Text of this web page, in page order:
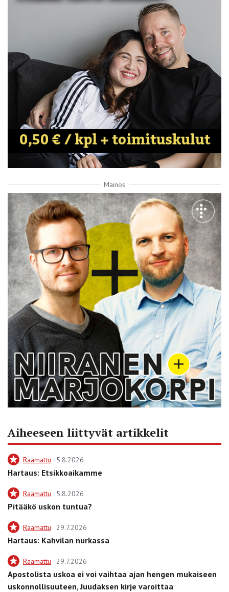
Mainos
Aiheeseen liittyvät artikkelit
Raamattu 5.8.2026
Hartaus: Etsikkoaikamme
Raamattu 5.8.2026
Pitääkö uskon tuntua?
Raamattu 29.7.2026
Hartaus: Kahvilan nurkassa
Raamattu 29.7.2026
Apostolista uskoa ei voi vaihtaa ajan hengen mukaiseen
uskonnollisuuteen, Juudaksen kirje varoittaa